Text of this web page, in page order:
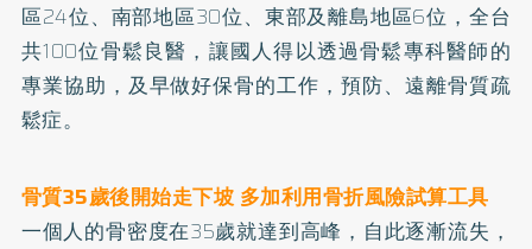
區24位、南部地區30位、東部及離島地區6位，全台
共100位骨鬆良醫，讓國人得以透過骨鬆專科醫師的
專業協助，及早做好保骨的工作，預防、遠離骨質疏
鬆症。
骨質35歲後開始走下坡 多加利用骨折風險試算工具
一個人的骨密度在35歲就達到高峰，自此逐漸流失，